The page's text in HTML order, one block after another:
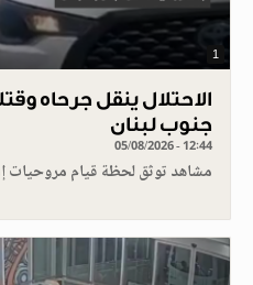
1
الاحتلال ينقل جرحاه
جنوب لبنان
05/08/2026 - 12:44
مشاهد توثق لحظة قيام مروحيات